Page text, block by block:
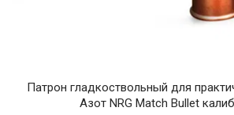
Патрон гладкоствольный для
Азот NRG Match Bullet